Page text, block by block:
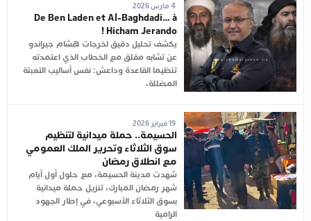
4 مارس 2026
De Ben Laden et Al-Baghdadi… à
Hicham Jerando !
يكشف تحليل دقيق لخرجات هشام جيراندو
عن تشابه مقلق مع الخطاب الذي اعتمدته
تنظيما القاعدة وداعش: نفس أساليب التعبئة
المضللة،
19 فبراير 2026
الحسيمة.. حملة ميدانية لتنظيم
سوق الثلاثاء وتحرير الملك العمومي
مع انطلاق رمضان
شهدت مدينة الحسيمة، مع حلول أول أيام
شهر رمضان المبارك، تنزيل حملة ميدانية
بسوق الثلاثاء الأسبوعي، في إطار الجهود
الرامية